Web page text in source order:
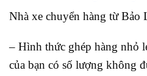
Nhà xe chuyển hàng từ Bảo
– Hình thức ghép hàng nhỏ
của bạn có số lượng không